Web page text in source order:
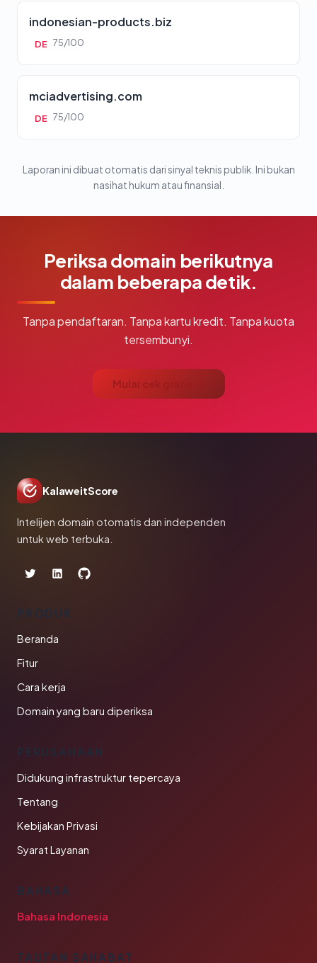
indonesian-products.biz
DE 75/100
mciadvertising.com
DE 75/100
Laporan ini dibuat otomatis dari sinyal teknis publik. Ini bukan
nasihat hukum atau finansial.
Periksa domain berikutnya
dalam beberapa detik.
Tanpa pendaftaran. Tanpa kartu kredit. Tanpa kuota
tersembunyi.
Mulai cek gratis →
KalaweitScore
Intelijen domain otomatis dan independen
untuk web terbuka.
PRODUK
Beranda
Fitur
Cara kerja
Domain yang baru diperiksa
PERUSAHAAN
Didukung infrastruktur tepercaya
Tentang
Kebijakan Privasi
Syarat Layanan
BAHASA
Bahasa Indonesia
TAUTAN SAHABAT